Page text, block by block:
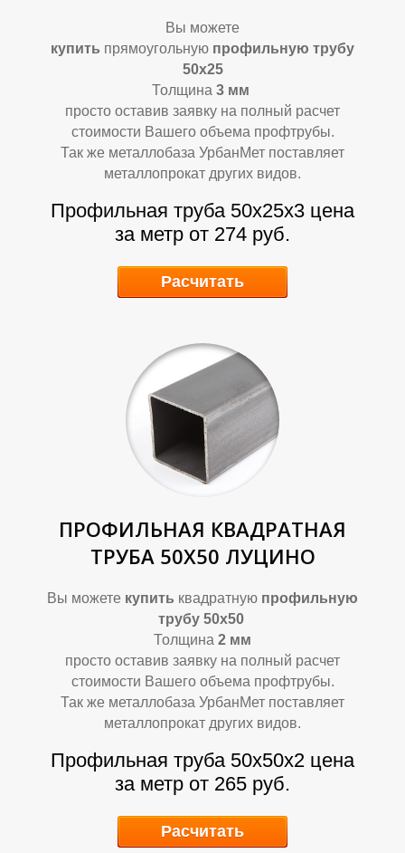
А
В
Вы можете
купить прямоугольную профильную трубу
50х25
Толщина 3 мм
просто оставив заявку на полный расчет
стоимости Вашего объема профтрубы.
Так же металлобаза УрбанМет поставляет
металлопрокат других видов.
Профильная труба 50х25х3 цена
за метр от 274 руб.
Расчитать
ПРОФИЛЬНАЯ КВАДРАТНАЯ
ТРУБА 50Х50 ЛУЦИНО
Вы можете купить квадратную профильную
трубу 50х50
Толщина 2 мм
просто оставив заявку на полный расчет
стоимости Вашего объема профтрубы.
Так же металлобаза УрбанМет поставляет
металлопрокат других видов.
Профильная труба 50х50х2 цена
за метр от 265 руб.
Расчитать
А
В